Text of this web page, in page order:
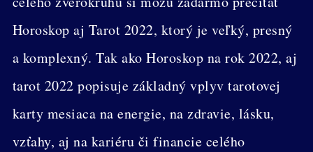
Horoskop aj Tarot 2022, ktorý je veľký, presný
a komplexný. Tak ako Horoskop na rok 2022, aj
tarot 2022 popisuje základný vplyv tarotovej
karty mesiaca na energie, na zdravie, lásku,
vzťahy, aj na kariéru či financie celého